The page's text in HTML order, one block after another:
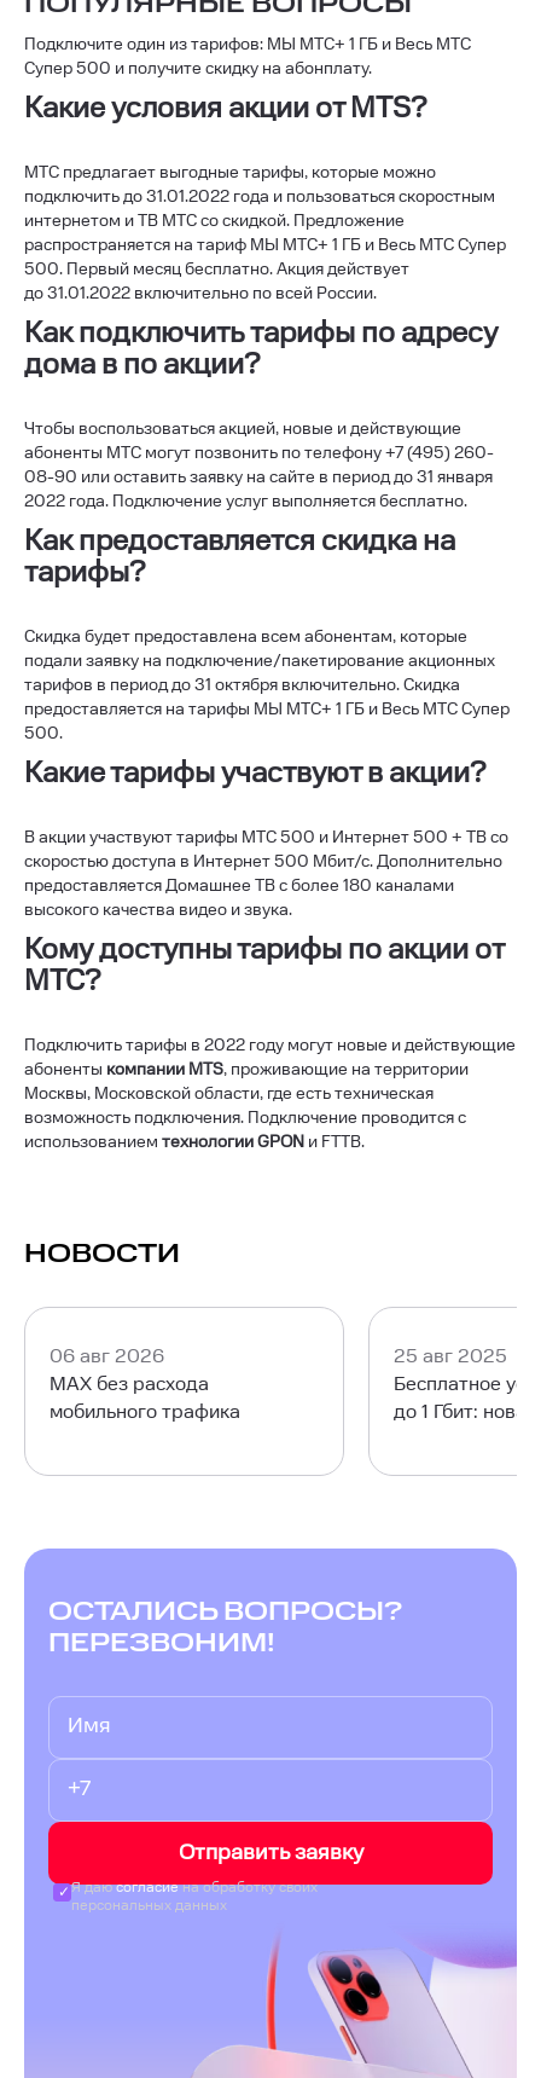
Подключите один из тарифов: МЫ МТС+ 1 ГБ и Весь МТС
Супер 500 и получите скидку на абонплату.
Какие условия акции от MTS?
МТС предлагает выгодные тарифы, которые можно
подключить до 31.01.2022 года и пользоваться скоростным
интернетом и ТВ МТС со скидкой. Предложение
распространяется на тариф МЫ МТС+ 1 ГБ и Весь МТС Супер
500. Первый месяц бесплатно.Акция действует
до 31.01.2022 включительно по всей России.
Как подключить тарифы по адресу
дома в по акции?
Чтобы воспользоваться акцией, новые и действующие
абоненты МТС могут позвонить по телефону +7 (495) 260-
08-90 или оставить заявку на сайте в период до 31 января
2022 года. Подключение услуг выполняется бесплатно.
Как предоставляется скидка на
тарифы?
Скидка будет предоставлена всем абонентам, которые
подали заявку на подключение/пакетирование акционных
тарифов в период до 31 октября включительно. Скидка
предоставляется на тарифы МЫ МТС+ 1 ГБ и Весь МТС Супер
500.
Какие тарифы участвуют в акции?
В акции участвуют тарифы МТС 500 и Интернет 500 + ТВ со
скоростью доступа в Интернет 500 Мбит/с. Дополнительно
предоставляется Домашнее ТВ с более 180 каналами
высокого качества видео и звука.
Кому доступны тарифы по акции от
МТС?
Подключить тарифы в 2022 году могут новые и действующие
абоненты компании MTS, проживающие на территории
Москвы, Московской области, где есть техническая
возможность подключения. Подключение проводится с
использованием технологии GPON и FTTB.
НОВОСТИ
06 авг 2026
MAX без расхода
мобильного трафика
25 авг 2025
Бесплатное
до 1 Гбит:
ОСТАЛИСЬ ВОПРОСЫ?
ПЕРЕЗВОНИМ!
Отправить заявку
Я даюсогласиена обработку своих
персональных данных